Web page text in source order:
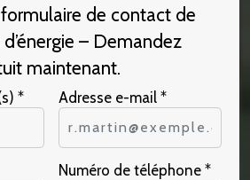
de contact de
– Demandez
maintenant.
* Adresse e-mail *
Numéro de téléphone *